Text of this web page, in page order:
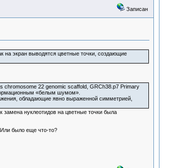
Записан
экран выводятся цветные точки, создающие
chromosome 22 genomic scaffold, GRCh38.p7 Primary
«белым шумом».
обладающие явно выраженной симметрией,
замена нуклеотидов на цветные точки была
Или было еще что-то?